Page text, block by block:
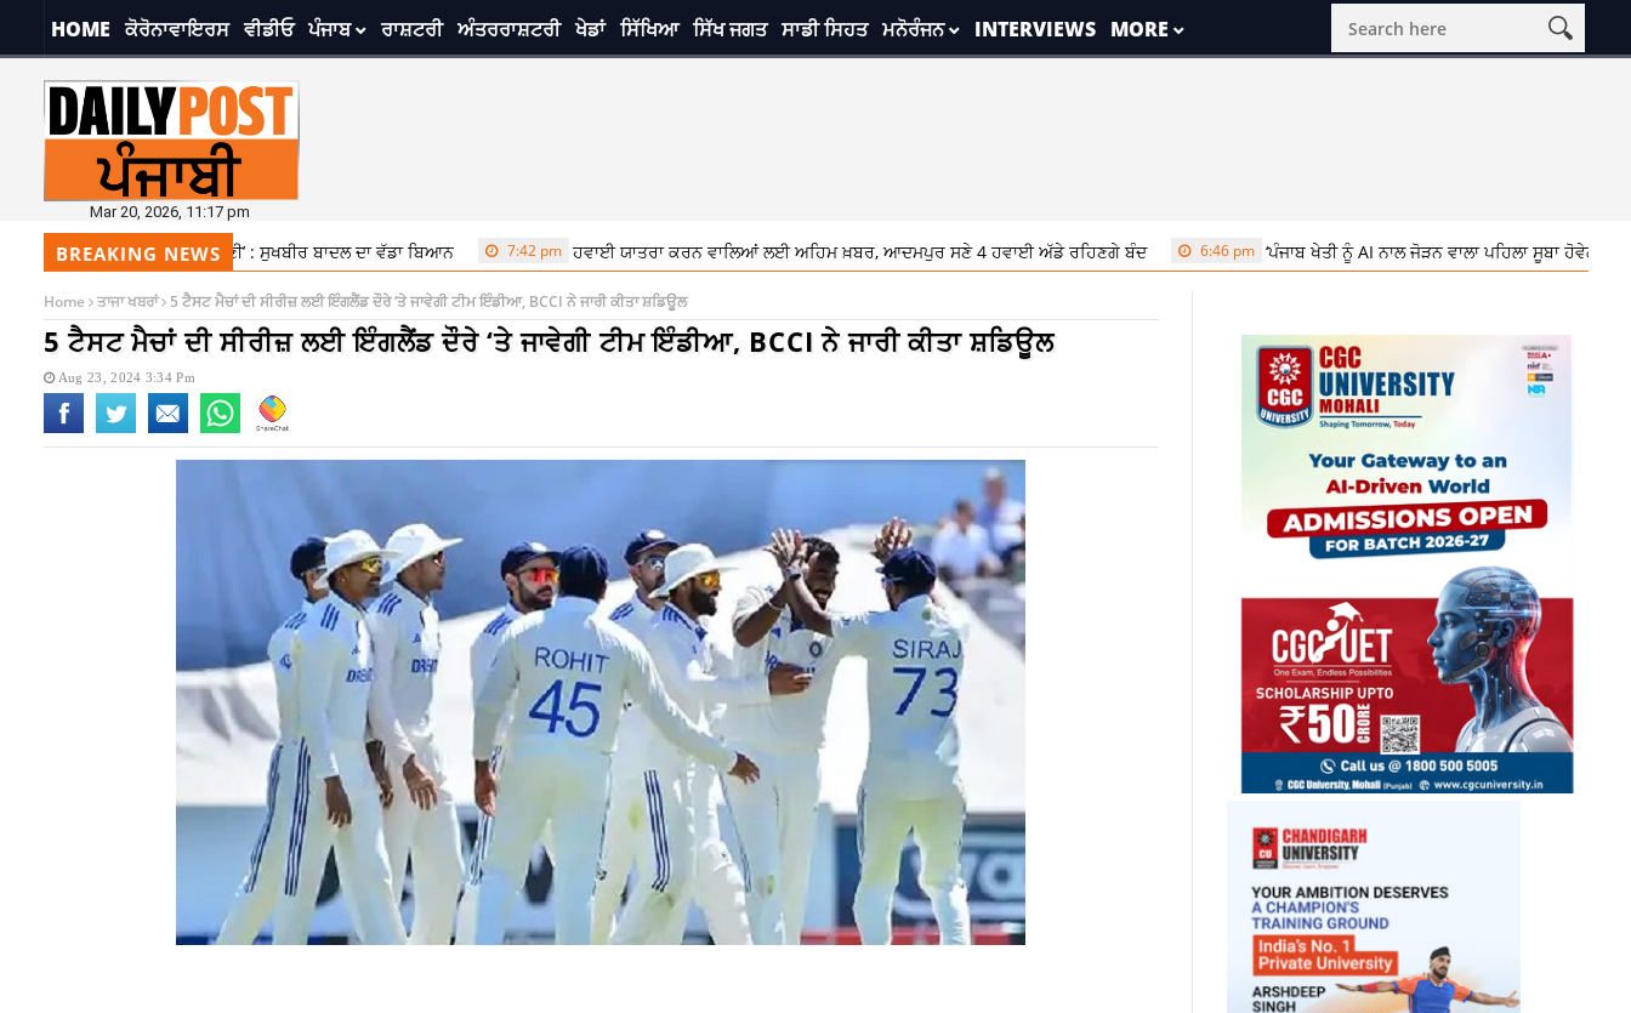
HOME ਕੋਰੋਨਾਵਾਇਰਸ ਵੀਡੀਓ ਪੰਜਾਬ ਰਾਸ਼ਟਰੀ ਅੰਤਰਰਾਸ਼ਟਰੀ ਖੇਡਾਂ ਸਿੱਖਿਆ ਸਿੱਖ ਜਗਤ ਸਾਡੀ ਸਿਹਤ ਮਨੋਰੰਜਨ INTERVIEWS MORE
Mar 20, 2026, 11:17 pm
BREAKING NEWS
ਰਾਜਸਥਾਨ ਦਾ ਪਾਣੀ’ : ਸੁਖਬੀਰ ਬਾਦਲ ਦਾ ਵੱਡਾ ਬਿਆਨ 7:42 pm ਹਵਾਈ ਯਾਤਰਾ ਕਰਨ ਵਾਲਿਆਂ ਲਈ ਅਹਿਮ ਖ਼ਬਰ, ਆਦਮਪੁਰ ਸਣੇ 4 ਹਵਾਈ ਅੱਡੇ ਰਹਿਣਗੇ ਬੰਦ 6:46 pm ‘ਪੰਜਾਬ ਖੇਤੀ ਨੂੰ AI ਨਾਲ ਜੋੜਨ ਵਾਲਾ ਪਹਿਲਾ ਸੂਬਾ ਹੋਵੇਗਾ : CM ਭਗਵੰਤ ਮਾਨ
Home ਤਾਜਾ ਖਬਰਾਂ 5 ਟੈਸਟ ਮੈਚਾਂ ਦੀ ਸੀਰੀਜ਼ ਲਈ ਇੰਗਲੈਂਡ ਦੌਰੇ ‘ਤੇ ਜਾਵੇਗੀ ਟੀਮ ਇੰਡੀਆ, BCCI ਨੇ ਜਾਰੀ ਕੀਤਾ ਸ਼ਡਿਊਲ
5 ਟੈਸਟ ਮੈਚਾਂ ਦੀ ਸੀਰੀਜ਼ ਲਈ ਇੰਗਲੈਂਡ ਦੌਰੇ ‘ਤੇ ਜਾਵੇਗੀ ਟੀਮ ਇੰਡੀਆ, BCCI ਨੇ ਜਾਰੀ ਕੀਤਾ ਸ਼ਡਿਊਲ
Aug 23, 2024 3:34 Pm